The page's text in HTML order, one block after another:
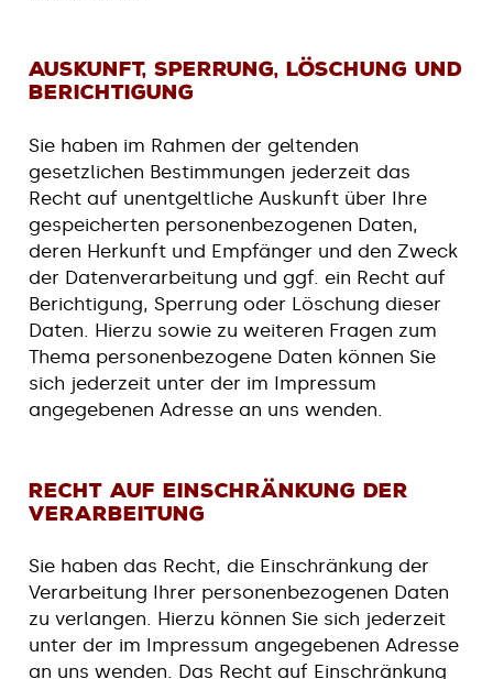
Auskunft, Sperrung, Löschung und
Berichtigung
Sie haben im Rahmen der geltenden
gesetzlichen Bestimmungen jederzeit das
Recht auf unentgeltliche Auskunft über Ihre
gespeicherten personenbezogenen Daten,
deren Herkunft und Empfänger und den Zweck
der Datenverarbeitung und ggf. ein Recht auf
Berichtigung, Sperrung oder Löschung dieser
Daten. Hierzu sowie zu weiteren Fragen zum
Thema personenbezogene Daten können Sie
sich jederzeit unter der im Impressum
angegebenen Adresse an uns wenden.
Recht auf Einschränkung der
Verarbeitung
Sie haben das Recht, die Einschränkung der
Verarbeitung Ihrer personenbezogenen Daten
zu verlangen. Hierzu können Sie sich jederzeit
unter der im Impressum angegebenen Adresse
an uns wenden. Das Recht auf Einschränkung